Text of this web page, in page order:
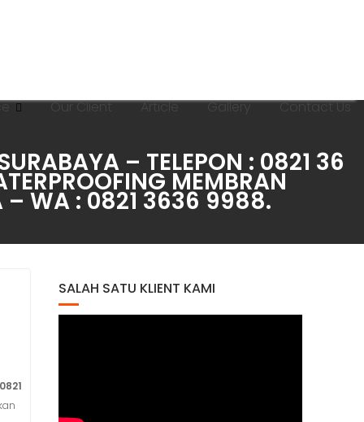
Our Client Article Gallery Contact Us
– TELEPON : 0821 36
MEMBRAN
– WA : 0821 3636 9988.
SALAH SATU KLIENT KAMI